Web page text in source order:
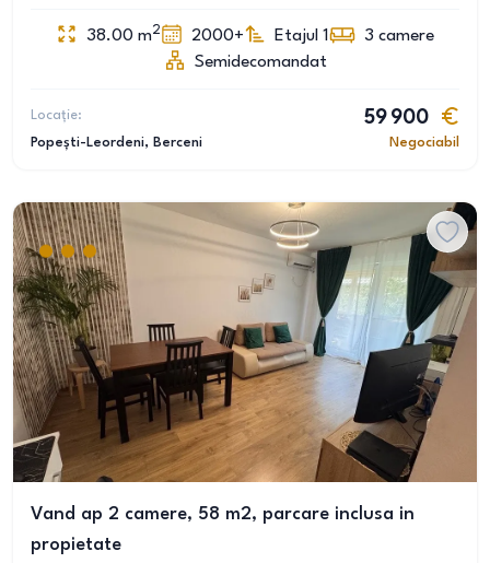
38.00 m2 2000+ Etajul 1 3 camere
Semidecomandat
Locație:
Popești-Leordeni, Berceni
59 900
Negociabil
Vand ap 2 camere, 58 m2, parcare inclusa in
propietate